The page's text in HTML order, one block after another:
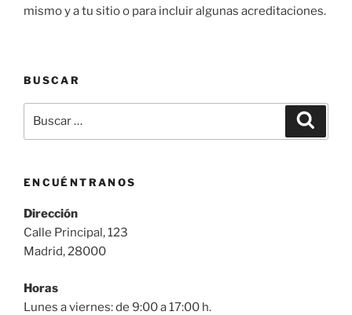
mismo y a tu sitio o para incluir algunas acreditaciones.
BUSCAR
por:
ENCUÉNTRANOS
Dirección
Calle Principal, 123
Madrid, 28000
Horas
Lunes a viernes: de 9:00 a 17:00 h.